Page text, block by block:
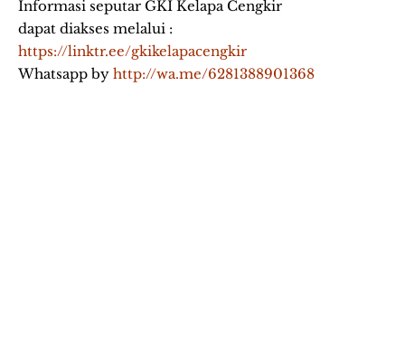
Informasi seputar GKI Kelapa Cengkir
dapat diakses melalui :
https://linktr.ee/gkikelapacengkir
Whatsapp by http://wa.me/6281388901368